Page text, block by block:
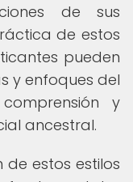
de sus
de estos
pueden
y enfoques del
y
ancestral.
de estos estilos